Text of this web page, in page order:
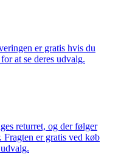
er gratis hvis du
at se deres udvalg.
returret, og der følger
er gratis ved køb